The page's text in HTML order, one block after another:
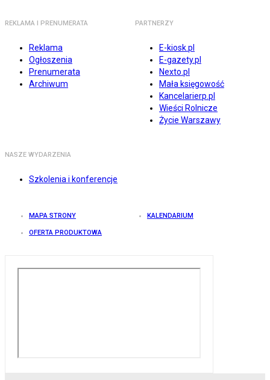
REKLAMA I PRENUMERATA
Reklama
Ogłoszenia
Prenumerata
Archiwum
PARTNERZY
E-kiosk.pl
E-gazety.pl
Nexto.pl
Mała księgowość
Kancelarierp.pl
Wieści Rolnicze
Życie Warszawy
NASZE WYDARZENIA
Szkolenia i konferencje
MAPA STRONY KALENDARIUM
OFERTA PRODUKTOWA